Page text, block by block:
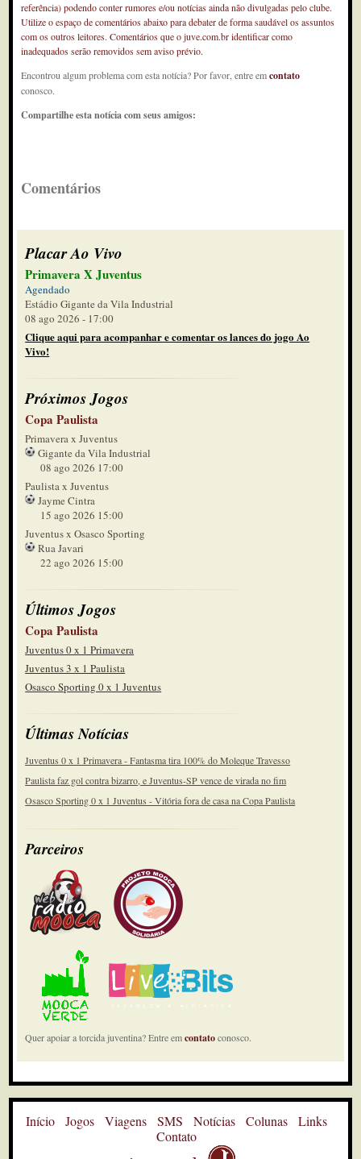
referência) podendo conter rumores e/ou notícias ainda não divulgadas pelo clube.
Utilize o espaço de comentários abaixo para debater de forma saudável os assuntos
com os outros leitores. Comentários que o juve.com.br identificar como
inadequados serão removidos sem aviso prévio.
Encontrou algum problema com esta notícia? Por favor, entre emcontato
conosco.
Compartilhe esta notícia com seus amigos:
Comentários
Placar Ao Vivo
Primavera X Juventus
Agendado
Estádio Gigante da Vila Industrial
08 ago 2026 - 17:00
Clique aqui para acompanhar e comentar os lances do jogo Ao
Vivo!
Próximos Jogos
Copa Paulista
Primavera x Juventus
Gigante da Vila Industrial
08 ago 2026 17:00
Paulista x Juventus
Jayme Cintra
15 ago 2026 15:00
Juventus x Osasco Sporting
Rua Javari
22 ago 2026 15:00
Últimos Jogos
Copa Paulista
Juventus 0 x 1 Primavera
Juventus 3 x 1 Paulista
Osasco Sporting 0 x 1 Juventus
Últimas Notícias
Juventus 0 x 1 Primavera - Fantasma tira 100% do Moleque Travesso
Paulista faz gol contra bizarro, e Juventus-SP vence de virada no fim
Osasco Sporting 0 x 1 Juventus - Vitória fora de casa na Copa Paulista
Parceiros
Quer apoiar a torcida juventina? Entre emcontatoconosco.
Início Jogos Viagens SMS Notícias Colunas
Links
Contato